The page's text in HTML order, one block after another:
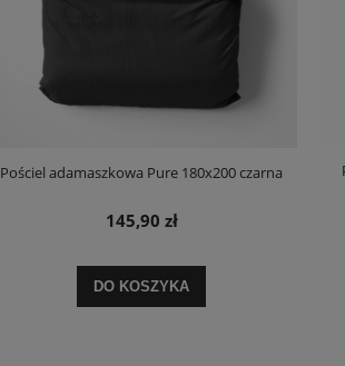
Pościel adamaszkowa Pure 180x200 czarna
145,90 zł
DO KOSZYKA